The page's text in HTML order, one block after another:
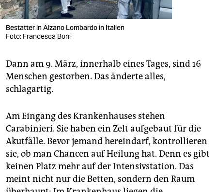
Bestatter in Alzano Lombardo in Italien
Foto: Francesca Borri
Dann am 9. März, innerhalb eines Tages, sind 16
Menschen gestorben. Das änderte alles,
schlagartig.
Am Eingang des Krankenhauses stehen
Carabinieri. Sie haben ein Zelt aufgebaut für die
Akutfälle. Bevor jemand hereindarf, kontrollieren
sie, ob man Chancen auf Heilung hat. Denn es gibt
keinen Platz mehr auf der Intensivstation. Das
meint nicht nur die Betten, sondern den Raum